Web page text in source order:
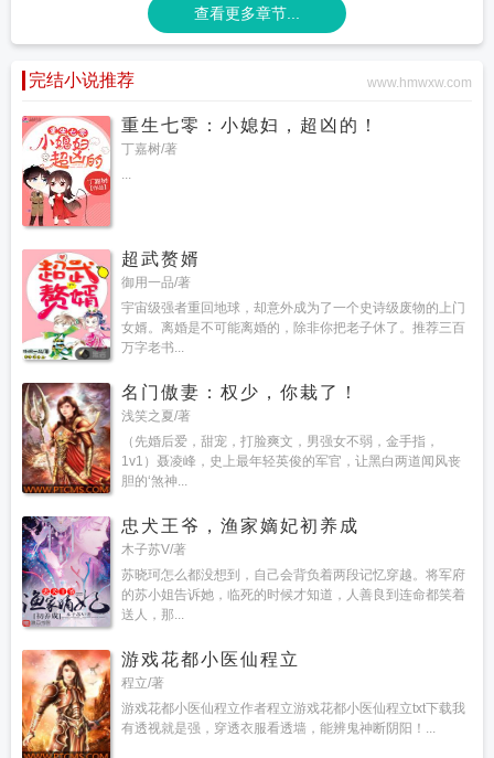
查看更多章节...
完结小说推荐 www.hmwxw.com
重生七零：小媳妇，超凶的！
丁嘉树/著
...
超武赘婿
御用一品/著
宇宙级强者重回地球，却意外成为了一个史诗级废物的上门
女婿。离婚是不可能离婚的，除非你把老子休了。推荐三百
万字老书...
名门傲妻：权少，你栽了！
浅笑之夏/著
（先婚后爱，甜宠，打脸爽文，男强女不弱，金手指，
1v1）聂凌峰，史上最年轻英俊的军官，让黑白两道闻风丧
胆的‘煞神...
忠犬王爷，渔家嫡妃初养成
木子苏V/著
苏晓珂怎么都没想到，自己会背负着两段记忆穿越。将军府
的苏小姐告诉她，临死的时候才知道，人善良到连命都笑着
送人，那...
游戏花都小医仙程立
程立/著
游戏花都小医仙程立作者程立游戏花都小医仙程立txt下载我
有透视就是强，穿透衣服看透墙，能辨鬼神断阴阳！...